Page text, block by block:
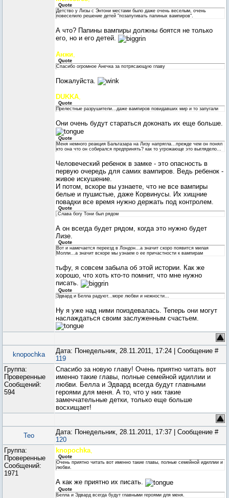
Quote
Детство у Лизы с Энтони местами было даже очень веселым, очень
повеселило решение детей "позапугивать папиных вампиров".
А что? Папины вампиры должны боятся не только
его, но и его детей.
Анжи
Quote
Спасибо огромное Анечка за потрясающую главу
Пожалуйста.
DUKKA,
Quote
Прелестные разрушители...даже вампиров повидавших мир и то запугали
Они очень будут стараться доконать их еще больше.
Quote
Меня немного реакция Бальтазара на Лизу напрягла...прежде чем он понял
кто она что он собирался предпринять? как то угрожающе это выглядело...
Человеческий ребенок в замке - это опасность в
первую очередь для самих вампиров. Ведь ребенок -
живое искушение.
И потом, вскоре вы узнаете, что не все вампиры
белые и пушистые, даже Корвинусы. Их хищние
повадки все время нужно держать под контролем.
Quote
.Слава богу Тони был рядом
А он всегда будет рядом, когда это нужно будет
Лизе.
Quote
Вот и намечается переезд в Лондон...а значит скоро появится милая
Молли...а значит вскоре мы узнаем о ее причастности к вампирам
тьфу, я совсем забыла об этой истории. Как же
хорошо, что хоть кто-то помнит, что мне нужно
писать.
Quote
Эдвард и Белла радуют...море любви и нежности...
Ну я уже над ними поиздевалась. Теперь они могут
наслаждаться своим заслуженным счастьем.
knopochka
Дата: Понедельник, 28.11.2011, 17:24 | Сообщение #
119
Группа:
Проверенные
Сообщений:
594
Спасибо за новую главу! Очень приятно читать вот
именно такие главы, полные семейной идиллии и
любви. Белла и Эдвард всегда будут главными
героями для меня. А то, что у них такие
замеччательные детки, только еще больше
восхищает!
Teo
Дата: Понедельник, 28.11.2011, 17:37 | Сообщение #
120
Группа:
Проверенные
Сообщений:
1971
knopochka,
Quote
Очень приятно читать вот именно такие главы, полные семейной идиллии и
любви.
А как же приятно их писать.
Quote
Белла и Эдвард всегда будут главными героями для меня.